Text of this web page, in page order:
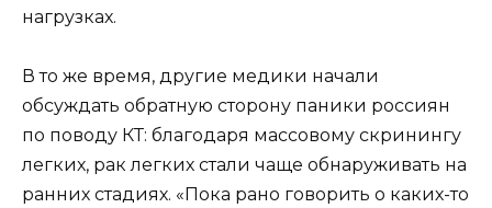
нагрузках.
В то же время, другие медики начали
обсуждать обратную сторону паники россиян
по поводу КТ: благодаря массовому скринингу
легких, рак легких стали чаще обнаруживать на
ранних стадиях. «Пока рано говорить о каких-то